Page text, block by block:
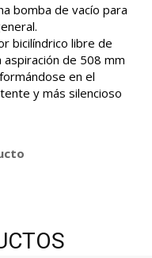
bomba de vacío para
bicilíndrico libre de
de 508 mm
en el
y más silencioso